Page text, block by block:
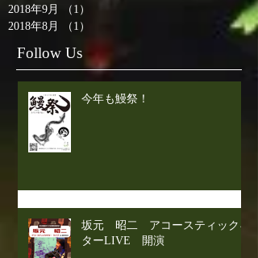
2018年9月
（1）
2018年8月
（1）
Follow Us
今年も鰻祭！
坂元 昭二 アコースティックギ
ターLIVE 開演